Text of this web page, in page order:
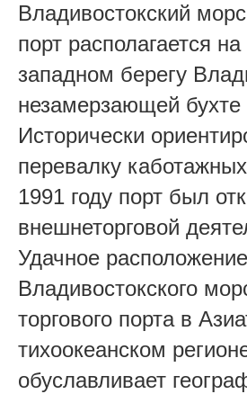
Владивостокский
порт располагается
западном берегу
незамерзающей бухте
Исторически
перевалку
1991 году порт был
внешнеторговой
Удачное расположение
Владивостокского
торгового порта в
тихоокеанском
обуславливает